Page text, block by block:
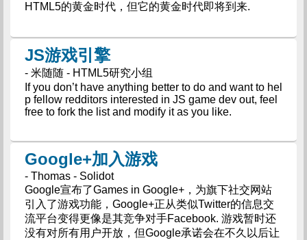
HTML5的黄金时代，但它的黄金时代即将到来.
JS游戏引擎
- 米随随 - HTML5研究小组
If you don’t have anything better to do and want to hel
p fellow redditors interested in JS game dev out, feel
free to fork the list and modify it as you like.
Google+加入游戏
- Thomas - Solidot
Google宣布了Games in Google+，为旗下社交网站
引入了游戏功能，Google+正从类似Twitter的信息交
流平台变得更像是其竞争对手Facebook. 游戏暂时还
没有对所有用户开放，但Google承诺会在不久以后让